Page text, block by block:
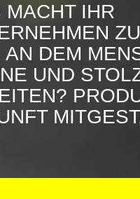
MACHT IHR
AN DEM
UND